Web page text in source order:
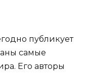
публикует
самые
Его авторы